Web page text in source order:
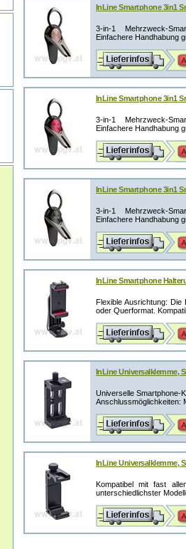
InLine Smartphone 3in1
3-in-1 Mehrzweck-
Einfachere Handhabung
InLine Smartphone 3in1
3-in-1 Mehrzweck-
Einfachere Handhabung
InLine Smartphone 3in1
3-in-1 Mehrzweck-
Einfachere Handhabung
InLine Smartphone
Flexible Ausrichtung:
oder Querformat.
InLine Universalklemme,
Universelle Smartphone-
Anschlussmöglichkeiten:
InLine Universalklemme,
Kompatibel mit fast
unterschiedlichster